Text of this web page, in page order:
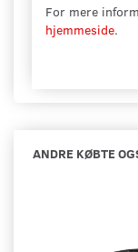
For mere
hjemmeside.
ANDRE KØBTE